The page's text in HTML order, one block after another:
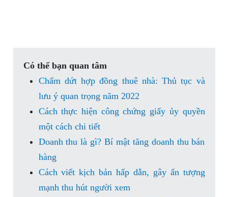
Có thể bạn quan tâm
Chấm dứt hợp đồng thuê nhà: Thủ tục và
lưu ý quan trọng năm 2022
Cách thực hiện công chứng giấy ủy quyền
một cách chi tiết
Doanh thu là gì? Bí mật tăng doanh thu bán
hàng
Cách viết kịch bản hấp dẫn, gây ấn tượng
mạnh thu hút người xem